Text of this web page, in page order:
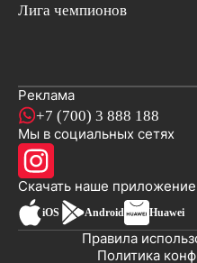
Лига чемпионов
Реклама
+7 (700) 3 888 188
Мы в социальных сетях
Скачать наше приложение
iOS Android Huawei
Политика
Правила